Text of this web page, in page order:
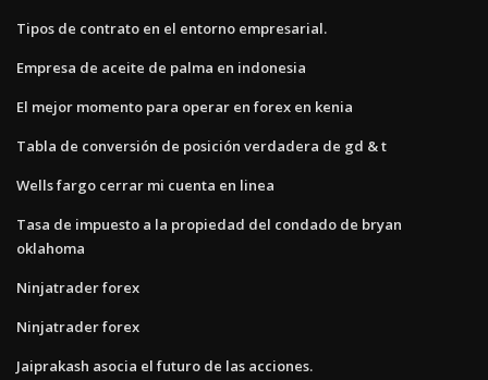
Tipos de contrato en el entorno empresarial.
Empresa de aceite de palma en indonesia
El mejor momento para operar en forex en kenia
Tabla de conversión de posición verdadera de gd & t
Wells fargo cerrar mi cuenta en linea
Tasa de impuesto a la propiedad del condado de bryan
oklahoma
Ninjatrader forex
Ninjatrader forex
Jaiprakash asocia el futuro de las acciones.